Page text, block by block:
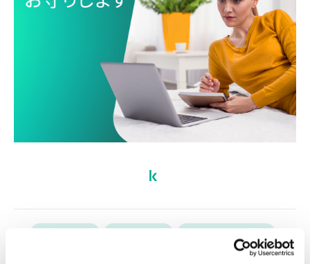
マルバタイジング